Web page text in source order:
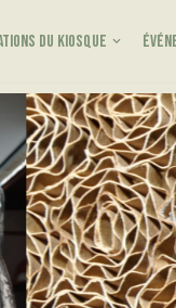
du kiosque